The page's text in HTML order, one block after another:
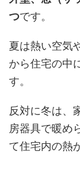
つです。
夏は熱い空気
から住宅の中
す。
反対に冬は、
房器具で暖め
て住宅内の熱